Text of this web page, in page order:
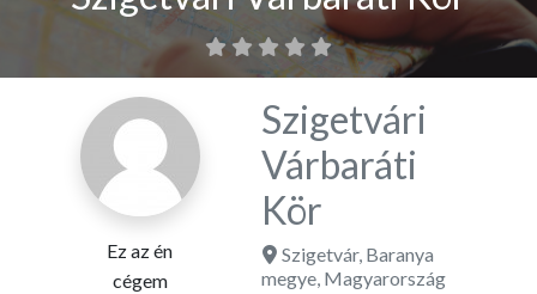
Ez az én
cégem
Szigetvári
Várbaráti
Kör
Szigetvár, Baranya
megye, Magyarország